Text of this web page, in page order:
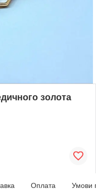
золота
Оплата Умови